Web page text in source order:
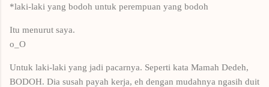
*laki-laki yang bodoh untuk perempuan yang bodoh
Itu menurut saya.
o_O
Untuk laki-laki yang jadi pacarnya. Seperti kata Mamah Dedeh,
BODOH. Dia susah payah kerja, eh dengan mudahnya ngasih duit